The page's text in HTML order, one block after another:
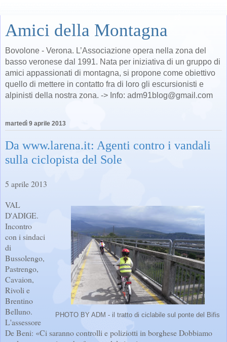
Amici della Montagna
Bovolone - Verona. L’Associazione opera nella zona del
basso veronese dal 1991. Nata per iniziativa di un gruppo di
amici appassionati di montagna, si propone come obiettivo
quello di mettere in contatto fra di loro gli escursionisti e
alpinisti della nostra zona. -> Info: adm91blog@gmail.com
martedì 9 aprile 2013
Da www.larena.it: Agenti contro i vandali
sulla ciclopista del Sole
5 aprile 2013
PHOTO BY ADM - il tratto di ciclabile sul ponte del Bifis
VAL
D'ADIGE.
Incontro
con i sindaci
di
Bussolengo,
Pastrengo,
Cavaion,
Rivoli e
Brentino
Belluno.
L'assessore
De Beni: «Ci saranno controlli e poliziotti in borghese Dobbiamo